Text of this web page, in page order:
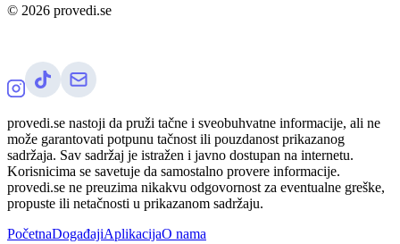
© 2026 provedi.se
provedi.se nastoji da pruži tačne i sveobuhvatne informacije, ali ne
može garantovati potpunu tačnost ili pouzdanost prikazanog
sadržaja. Sav sadržaj je istražen i javno dostupan na internetu.
Korisnicima se savetuje da samostalno provere informacije.
provedi.se ne preuzima nikakvu odgovornost za eventualne greške,
propuste ili netačnosti u prikazanom sadržaju.
PočetnaDogađajiAplikacijaO nama